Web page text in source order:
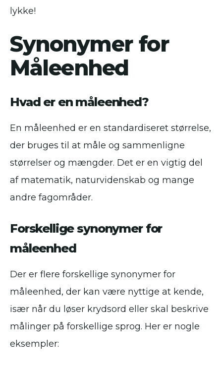
lykke!
Synonymer for
Måleenhed
Hvad er en måleenhed?
En måleenhed er en standardiseret størrelse,
der bruges til at måle og sammenligne
størrelser og mængder. Det er en vigtig del
af matematik, naturvidenskab og mange
andre fagområder.
Forskellige synonymer for
måleenhed
Der er flere forskellige synonymer for
måleenhed, der kan være nyttige at kende,
især når du løser krydsord eller skal beskrive
målinger på forskellige sprog. Her er nogle
eksempler: